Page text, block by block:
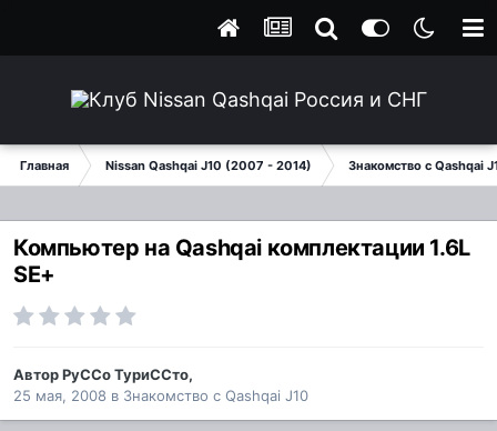
Главная Nissan Qashqai J10 (2007 - 2014) Знакомство с Qashqai
Компьютер на Qashqai комплектации 1.6L
SE+
АвторРуССо ТуриССто,
25 мая, 2008 в Знакомство с Qashqai J10